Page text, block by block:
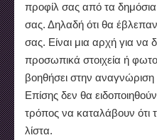
προφίλ σας από τα δημόσια
σας. Δηλαδή ότι θα
σας. Είναι μια αρχή για να
προσωπικά στοιχεία ή
βοηθήσει στην
Επίσης δεν θα
τρόπος να καταλάβουν ότι
λίστα.